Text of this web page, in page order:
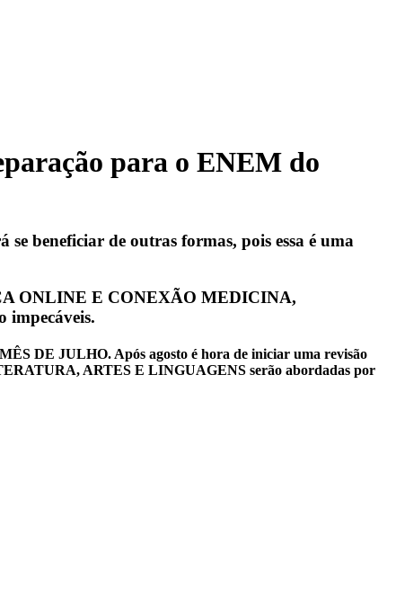
para o ENEM do
beneficiar de outras formas, pois essa é uma
ONLINE E CONEXÃO MEDICINA,
impecáveis.
DE JULHO. Após agosto é hora de iniciar uma revisão
ARTES E LINGUAGENS serão abordadas por